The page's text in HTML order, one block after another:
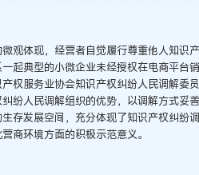
观体现，经营者自觉履行尊重他人知识
起典型的小微企业未经授权在电商平台
权服务业协会知识产权纠纷人民调解委
纷人民调解组织的优势，以调解方式妥
存发展空间，充分体现了知识产权纠纷
商环境方面的积极示范意义。